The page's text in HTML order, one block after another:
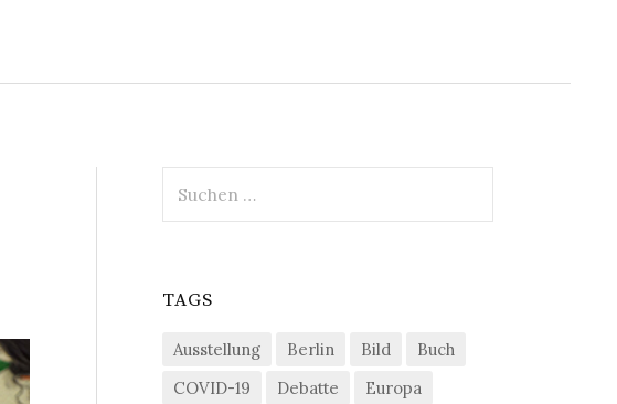
nach:
TAGS
Ausstellung Berlin Bild
Buch
COVID-19
Debatte
Europa